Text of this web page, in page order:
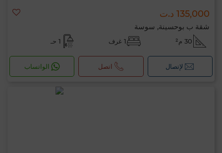
135,000 د.ت
شقة ب بوحسينة, سوسة
30 م² 1 غرف 1 حـ
لإتصال اتصل الواتساب